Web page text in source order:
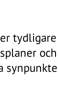
tydligare
och